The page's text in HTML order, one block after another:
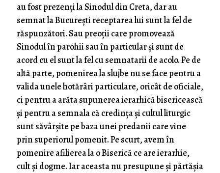
au fost prezenți la Sinodul din Creta, dar au
semnat la București receptarea lui sunt la fel de
răspunzători. Sau preoții care promovează
Sinodul în parohii sau în particular și sunt de
acord cu el sunt la fel cu semnatarii de acolo. Pe de
altă parte, pomenirea la slujbe nu se face pentru a
valida unele hotărâri particulare, oricât de oficiale,
ci pentru a arăta supunerea ierarhică bisericească
și pentru a semnala că credința și cultul liturgic
sunt săvârșite pe baza unei predanii care vine
prin superiorul pomenit. Pe scurt, avem în
pomenire afilierea la o Biserică ce are ierarhie,
cult și dogme. Iar aceasta nu presupune și părtășia